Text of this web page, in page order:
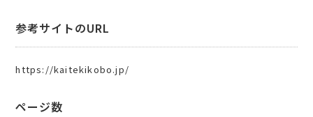
参考サイトのURL
https://kaitekikobo.jp/
ページ数